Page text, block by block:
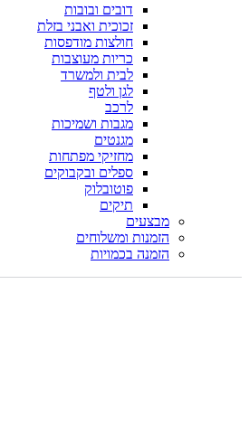
דובים ובובות
זכוכית ואבני בזלת
חולצות מודפסות
כריות מעוצבות
לבית ולמשרד
לגן ולטף
לרכב
מגבות ושמיכות
מגנטים
מחזיקי מפתחות
ספלים ובקבוקים
פוטובלוק
תיקים
מבצעים
הזמנות ומשלוחים
הזמנה בכמויות